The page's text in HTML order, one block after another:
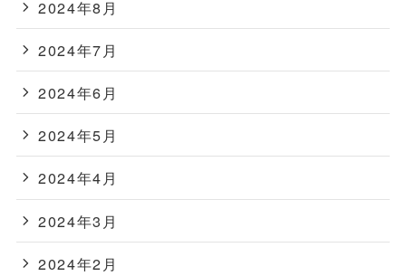
2024年8月
2024年7月
2024年6月
2024年5月
2024年4月
2024年3月
2024年2月